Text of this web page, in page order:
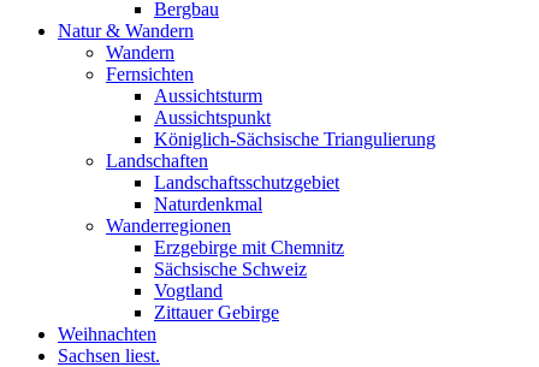
Bergbau
Natur & Wandern
Wandern
Fernsichten
Aussichtsturm
Aussichtspunkt
Königlich-Sächsische Triangulierung
Landschaften
Landschaftsschutzgebiet
Naturdenkmal
Wanderregionen
Erzgebirge mit Chemnitz
Sächsische Schweiz
Vogtland
Zittauer Gebirge
Weihnachten
Sachsen liest.